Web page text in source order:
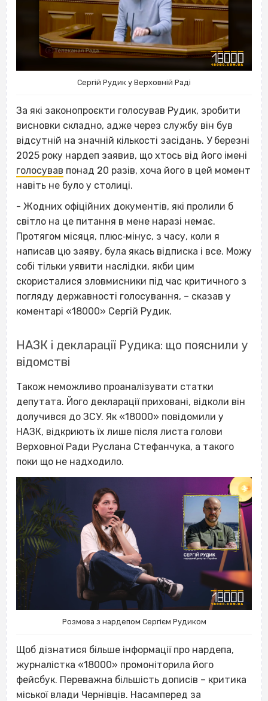
Сергій Рудик у Верховній Раді
За які законопроєкти голосував Рудик, зробити
висновки складно, адже через службу він був
відсутній на значній кількості засідань. У березні
2025 року нардеп заявив, що хтось від його імені
голосував понад 20 разів, хоча його в цей момент
навіть не було у столиці.
- Жодних офіційних документів, які пролили б
світло на це питання в мене наразі немає.
Протягом місяця, плюс‐мінус, з часу, коли я
написав цю заяву, була якась відписка і все. Можу
собі тільки уявити наслідки, якби цим
скористалися зловмисники під час критичного з
погляду державності голосування, – сказав у
коментарі «18000» Сергій Рудик.
НАЗК і декларації Рудика: що пояснили у
відомстві
Також неможливо проаналізувати статки
депутата. Його декларації приховані, відколи він
долучився до ЗСУ. Як «18000» повідомили у
НАЗК, відкриють їх лише після листа голови
Верховної Ради Руслана Стефанчука, а такого
поки що не надходило.
Розмова з нардепом Сергієм Рудиком
Щоб дізнатися більше інформації про нардепа,
журналістка «18000» промоніторила його
фейсбук. Переважна більшість дописів – критика
міської влади Чернівців. Насамперед за